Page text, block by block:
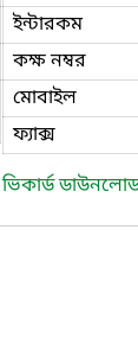
ইন্টারকম
কক্ষ নম্বর
মোবাইল
ফ্যাক্স
ভিকার্ড